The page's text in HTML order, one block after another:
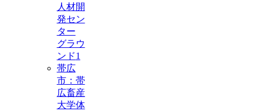
人材開
発セン
ター
グラウ
ンド1
帯広
市：帯
広畜産
大学体